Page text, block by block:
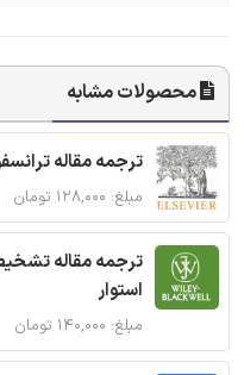
محصولات مشابه
ترجمه مقاله
مبلغ: ۱۲۸,۰۰۰ تومان
ترجمه مقاله
استوار
مبلغ: ۱۴۰,۰۰۰ تومان